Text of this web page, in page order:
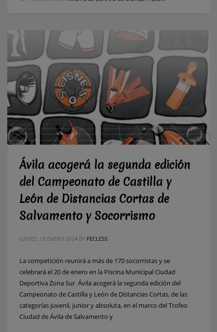
Ávila acogerá la segunda edición
del Campeonato de Castilla y
León de Distancias Cortas de
Salvamento y Socorrismo
JUEVES, 18 ENERO 2024 BY FECLESS
La competición reunirá a más de 170 socorristas y se
celebrará el 20 de enero en la Piscina Municipal Ciudad
Deportiva Zona Sur Ávila acogerá la segunda edición del
Campeonato de Castilla y León de Distancias Cortas, de las
categorías juvenil, junior y absoluta, en el marco del Trofeo
Ciudad de Ávila de Salvamento y